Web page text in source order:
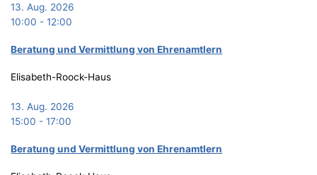
13. Aug. 2026
10:00 -12:00
Bera­tung und Ver­mitt­lung von Ehrenamtlern
Elisabeth-Roock-Haus
13. Aug. 2026
15:00 -17:00
Bera­tung und Ver­mitt­lung von Ehrenamtlern